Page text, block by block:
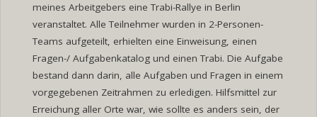
meines Arbeitgebers eine Trabi-Rallye in Berlin
veranstaltet. Alle Teilnehmer wurden in 2-Personen-
Teams aufgeteilt, erhielten eine Einweisung, einen
Fragen-/ Aufgabenkatalog und einen Trabi. Die Aufgabe
bestand dann darin, alle Aufgaben und Fragen in einem
vorgegebenen Zeitrahmen zu erledigen. Hilfsmittel zur
Erreichung aller Orte war, wie sollte es anders sein, der